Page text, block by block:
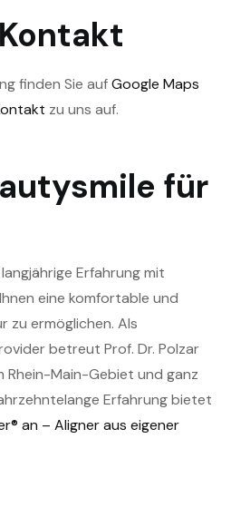
finden Sie aufGoogle Maps
zu uns auf.
für
Erfahrung mit
eine komfortable und
zu ermöglichen. Als
betreut Prof. Dr. Polzar
Rhein-Main-Gebiet und ganz
Erfahrung bietet
an – Aligner aus eigener